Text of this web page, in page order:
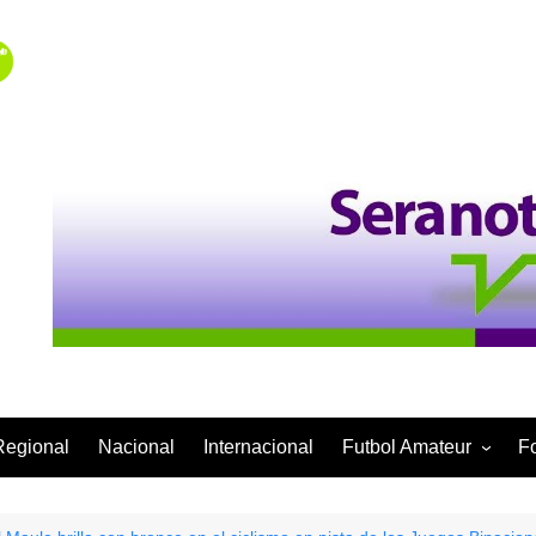
Nacional Internacional Futbol Amateur